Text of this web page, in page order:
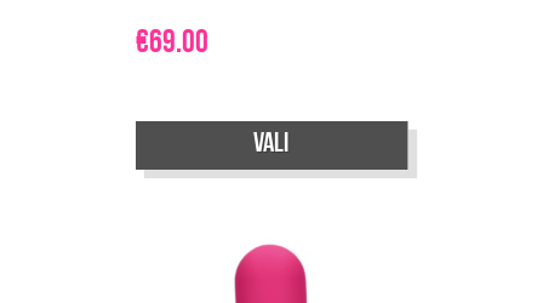
€69.00
Vali
on